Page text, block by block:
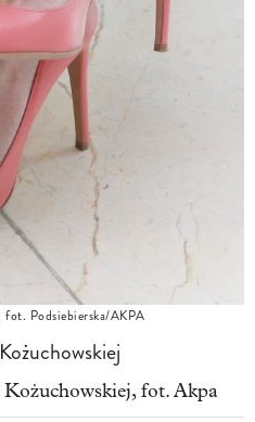
fot. Podsiebierska/AKPA
fot. Akpa